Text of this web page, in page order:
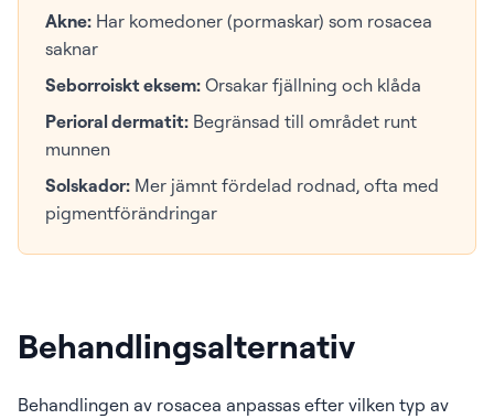
Akne: Har komedoner (pormaskar) som rosacea
saknar
Seborroiskt eksem: Orsakar fjällning och klåda
Perioral dermatit: Begränsad till området runt
munnen
Solskador: Mer jämnt fördelad rodnad, ofta med
pigmentförändringar
Behandlingsalternativ
Behandlingen av rosacea anpassas efter vilken typ av